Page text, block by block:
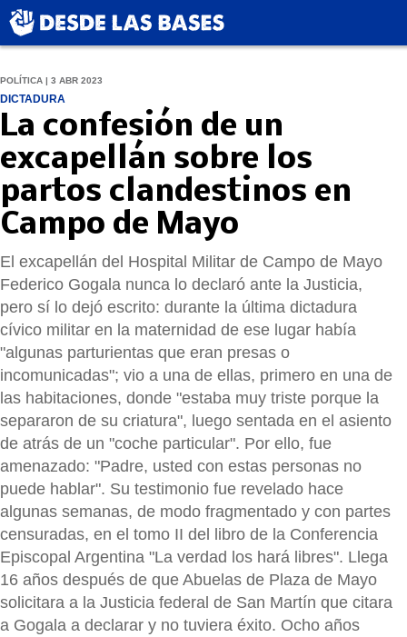
POLÍTICA | 3 ABR 2023
DICTADURA
La confesión de un
excapellán sobre los
partos clandestinos en
Campo de Mayo
El excapellán del Hospital Militar de Campo de Mayo
Federico Gogala nunca lo declaró ante la Justicia,
pero sí lo dejó escrito: durante la última dictadura
cívico militar en la maternidad de ese lugar había
"algunas parturientas que eran presas o
incomunicadas"; vio a una de ellas, primero en una de
las habitaciones, donde "estaba muy triste porque la
separaron de su criatura", luego sentada en el asiento
de atrás de un "coche particular". Por ello, fue
amenazado: "Padre, usted con estas personas no
puede hablar". Su testimonio fue revelado hace
algunas semanas, de modo fragmentado y con partes
censuradas, en el tomo II del libro de la Conferencia
Episcopal Argentina "La verdad los hará libres". Llega
16 años después de que Abuelas de Plaza de Mayo
solicitara a la Justicia federal de San Martín que citara
a Gogala a declarar y no tuviera éxito. Ocho años